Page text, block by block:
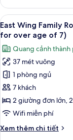
bed
for
over
age
of
7)
East
Wing
Family
Room,
4
adults),
Non
Smoking(1
bed
over
age
7)
Xem
tất
cả
ảnh
East
Wing
Family
Room,
(For
adults),
16
East Wing Family
for over age of 7)
Quang cảnh thành
37 mét vuông
1 phòng ngủ
7 khách
2 giường đơn lớn,
Wifi miễn phí
Xem thêm chi tiết
Chi